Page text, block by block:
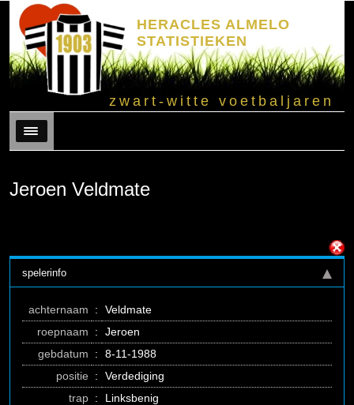
HERACLES ALMELO
STATISTIEKEN
zwart-witte voetbaljaren
Menu
Jeroen Veldmate
spelerinfo
achternaam :
Veldmate
roepnaam
:
Jeroen
gebdatum
:
8-11-1988
positie :
Verdediging
trap :
Linksbenig